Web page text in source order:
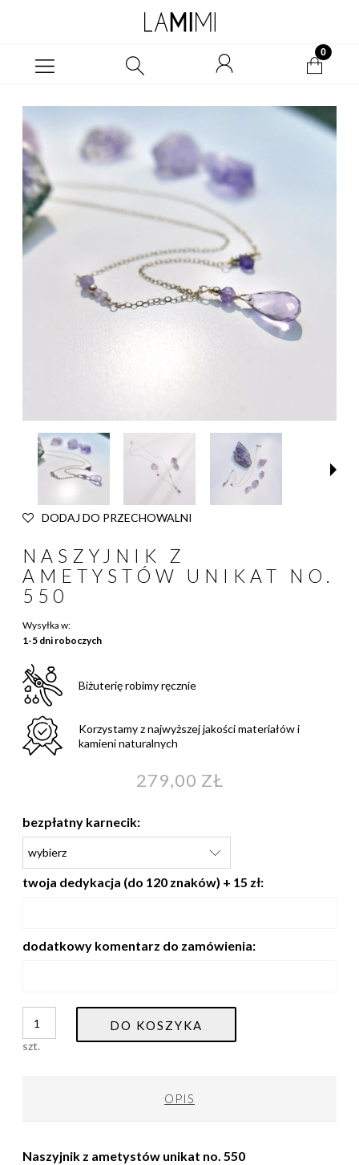
DODAJ DO PRZECHOWALNI
NASZYJNIK Z
AMETYSTÓW UNIKAT NO.
550
Wysyłka w:
1-5 dni roboczych
Biżuterię robimy ręcznie
Korzystamy z najwyższej jakości materiałów i
kamieni naturalnych
279,00 ZŁ
bezpłatny karnecik:
twoja dedykacja (do 120 znaków) + 15 zł:
dodatkowy komentarz do zamówienia:
szt.
DO KOSZYKA
OPIS
Naszyjnik z ametystów unikat no. 550